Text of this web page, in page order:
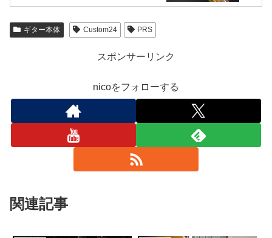
ギター本体 Custom24 PRS
スポンサーリンク
nicoをフォローする
関連記事